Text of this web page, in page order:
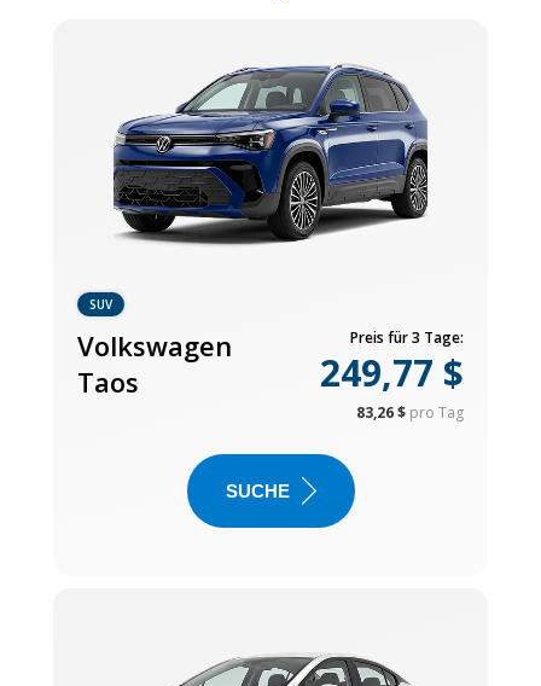
SUV
Volkswagen
Taos
Preis für 3 Tage:
249,77 $
83,26 $ pro Tag
SUCHE